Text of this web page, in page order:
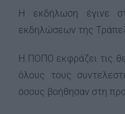
Η εκδήλωση έγινε
εκδηλώσεων της
Η ΠΟΠΟ εκφράζει τις
όλους τους
όσους βοήθησαν στη